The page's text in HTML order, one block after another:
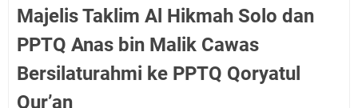
Majelis Taklim Al Hikmah Solo dan
PPTQ Anas bin Malik Cawas
Bersilaturahmi ke PPTQ Qoryatul
Qur’an